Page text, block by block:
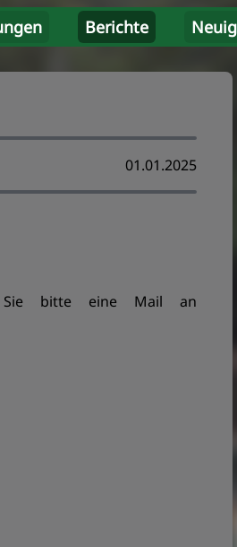
Berichte
01.01.2025
Sie bitte eine Mail an